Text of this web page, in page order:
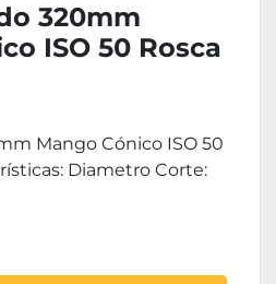
320mm
ISO 50 Rosca
Mango Cónico ISO 50
Diametro Corte: